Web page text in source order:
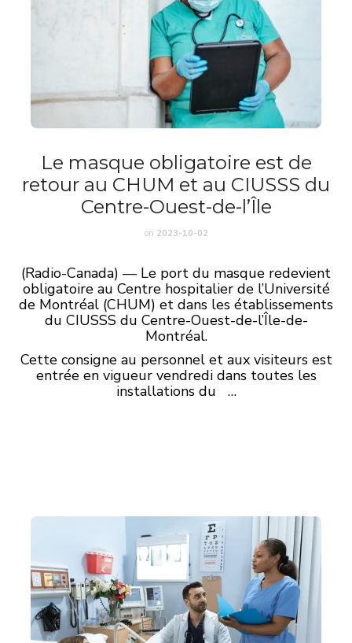
Le masque obligatoire est de
retour au CHUM et au CIUSSS du
Centre-Ouest-de-l’Île
on 2023-10-02
(Radio-Canada) — Le port du masque redevient
obligatoire au Centre hospitalier de l’Université
de Montréal (CHUM) et dans les établissements
du CIUSSS du Centre-Ouest-de-l’Île-de-
Montréal.
Cette consigne au personnel et aux visiteurs est
entrée en vigueur vendredi dans toutes les
installations du …